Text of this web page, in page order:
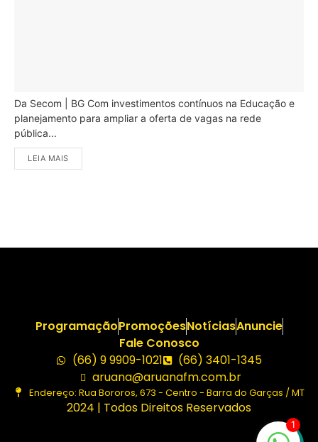
Da Secom | BG Com investimentos contínuos na Educação e
planejamento para ampliar a oferta de vagas na rede
pública...
LEIA MAIS
ProgramaçãoPromoçõesNotíciasAnuncie
Fale Conosco
(66) 9 9909-1021
(66) 3401-1345
aruana@aruanafm.com.br
Endereço: Rua Bororos, 673 - Centro - Barra do Garças / MT
2024 | Todos Direitos Reservados
1